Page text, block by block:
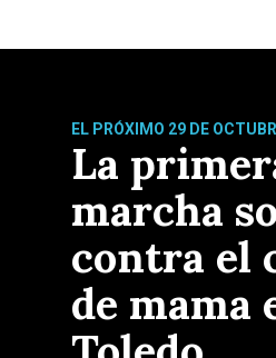
EL PRÓXIMO 29 DE
La
marcha
contra el
de mama